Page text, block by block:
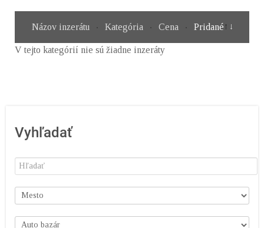
Názov inzerátu Kategória Cena Pridané
V tejto kategórií nie sú žiadne inzeráty
Vyhľadať